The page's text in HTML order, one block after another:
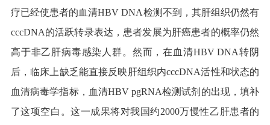
疗已经使患者的血清HBV DNA检测不到，其肝组织仍然有
cccDNA的活跃转录表达，患者发展为肝癌患者的概率仍然
高于非乙肝病毒感染人群。然而，在血清HBV DNA转阴
后，临床上缺乏能直接反映肝组织内cccDNA活性和状态的
血清病毒学指标，血清HBV pgRNA检测试剂的出现，填补
了这项空白。这一成果将对我国约2000万慢性乙肝患者的